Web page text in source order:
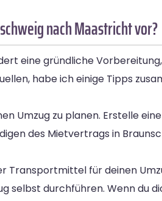
nach Maastricht vor?
eine gründliche
habe ich einige Tipps
Umzug zu planen. Erstelle
des Mietvertrags in
Transportmittel für deinen
durchführen. Wenn du